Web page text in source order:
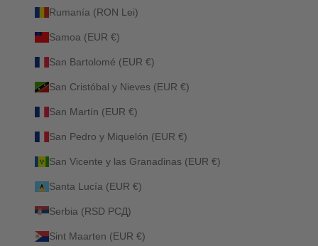
Rumanía (RON Lei)
Samoa (EUR €)
San Bartolomé (EUR €)
San Cristóbal y Nieves (EUR €)
San Martín (EUR €)
San Pedro y Miquelón (EUR €)
San Vicente y las Granadinas (EUR €)
Santa Lucía (EUR €)
Serbia (RSD РСД)
Sint Maarten (EUR €)